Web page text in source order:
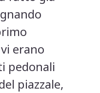
erano
pedonali
piazzale,